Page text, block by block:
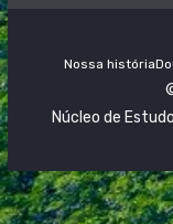
Nossa história
Núcleo de